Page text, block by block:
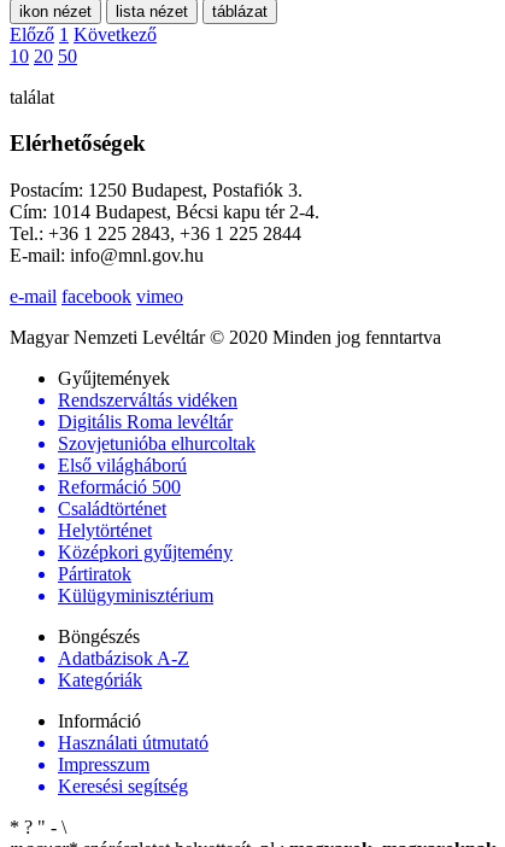
ikon nézet lista nézet táblázat
Előző 1 Következő
10 20 50
találat
Elérhetőségek
Postacím: 1250 Budapest, Postafiók 3.
Cím: 1014 Budapest, Bécsi kapu tér 2-4.
Tel.: +36 1 225 2843, +36 1 225 2844
E-mail: info@mnl.gov.hu
e-mail facebook vimeo
Magyar Nemzeti Levéltár © 2020 Minden jog fenntartva
Gyűjtemények
Rendszerváltás vidéken
Digitális Roma levéltár
Szovjetunióba elhurcoltak
Első világháború
Reformáció 500
Családtörténet
Helytörténet
Középkori gyűjtemény
Pártiratok
Külügyminisztérium
Böngészés
Adatbázisok A-Z
Kategóriák
Információ
Használati útmutató
Impresszum
Keresési segítség
* ? " - \